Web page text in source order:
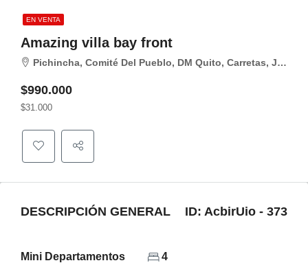
EN VENTA
Amazing villa bay front
Pichincha, Comité Del Pueblo, DM Quito, Carretas, Julian mestanza y Angel Espinoza
$990.000
$31.000
DESCRIPCIÓN GENERAL ID: AcbirUio - 373
Mini Departamentos 4